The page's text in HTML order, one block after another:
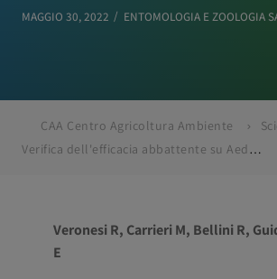
MAGGIO 30, 2022 ENTOMOLOGIA E ZOOLOGIA
CAA Centro Agricoltura Ambiente
Verifica dell'efficacia abbattente su Aedes albopictus di un formulato insetticida a base di piretrine naturali
Veronesi R, Carrieri M, Bellini R,
E